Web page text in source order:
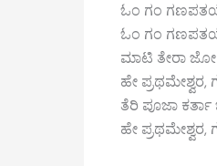
ಓಂ ಗಂ
ಓಂ ಗಂ
ಮಾಟಿ ತೇರಾ ಜೋ
ಹೇ
ತೆರಿ ಪೂಜಾ
ಹೇ